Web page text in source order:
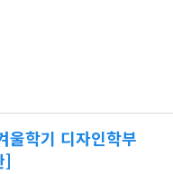
패션디자인학과 /
자인학과 ◎유의사항:
울학기 디자인학부
]